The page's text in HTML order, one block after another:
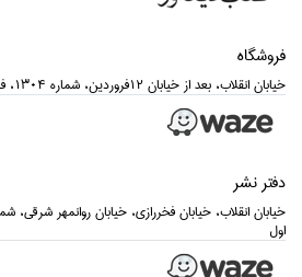
فروشگاه
خيابان انقلاب، بعد از خيابان 12فروردين، شماره 1304، فروشگاه كتاب ديدآور
دفتر نشر
اول